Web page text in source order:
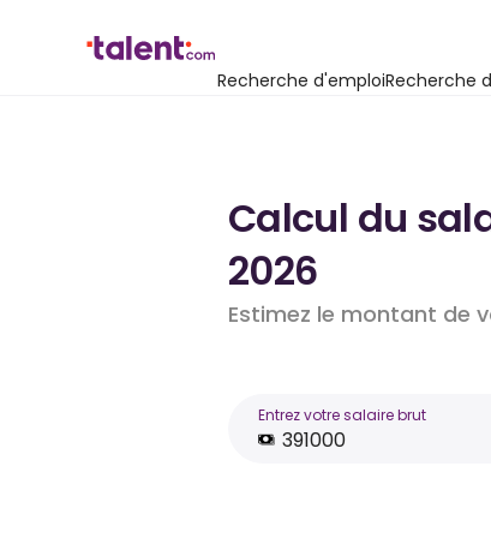
Recherche d'emploiRecherche
Calcul du
2026
Estimez le montant de
Entrez votre salaire brut